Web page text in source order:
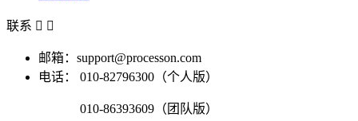
联系  
邮箱：support@processon.com
电话：
010-82796300（个人版）
010-86393609（团队版）